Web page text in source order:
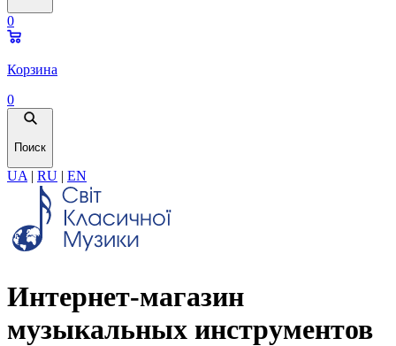
0
Корзина
0
Поиск
UA | RU | EN
Интернет-магазин
музыкальных инструментов